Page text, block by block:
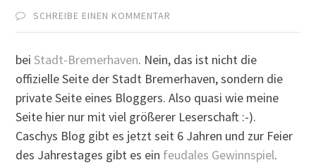
SCHREIBE EINEN KOMMENTAR
beiStadt-Bremerhaven. Nein, das ist nicht die
offizielle Seite der Stadt Bremerhaven, sondern die
private Seite eines Bloggers. Also quasi wie meine
Seite hier nur mit viel größerer Leserschaft :-).
Caschys Blog gibt es jetzt seit 6 Jahren und zur Feier
des Jahrestages gibt es ein feudales Gewinnspiel.